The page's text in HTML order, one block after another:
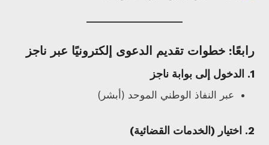
رابعًا: خطوات تقديم الدعوى إلكترونيًا عبر ناجز
1. الدخول إلى بوابة ناجز
عبر النفاذ الوطني الموحد (أبشر)
2. اختيار (الخدمات القضائية)